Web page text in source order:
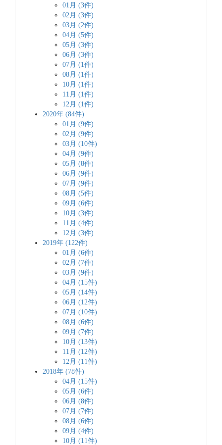
01月 (3件)
02月 (3件)
03月 (2件)
04月 (5件)
05月 (3件)
06月 (3件)
07月 (1件)
08月 (1件)
10月 (1件)
11月 (1件)
12月 (1件)
2020年 (84件)
01月 (9件)
02月 (9件)
03月 (10件)
04月 (9件)
05月 (8件)
06月 (9件)
07月 (9件)
08月 (5件)
09月 (6件)
10月 (3件)
11月 (4件)
12月 (3件)
2019年 (122件)
01月 (6件)
02月 (7件)
03月 (9件)
04月 (15件)
05月 (14件)
06月 (12件)
07月 (10件)
08月 (6件)
09月 (7件)
10月 (13件)
11月 (12件)
12月 (11件)
2018年 (78件)
04月 (15件)
05月 (6件)
06月 (8件)
07月 (7件)
08月 (6件)
09月 (4件)
10月 (11件)